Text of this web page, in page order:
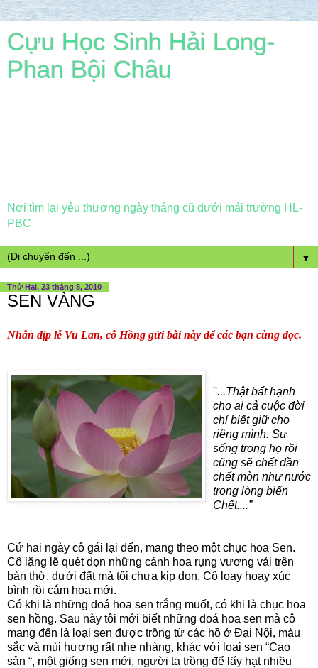
Cựu Học Sinh Hải Long-
Phan Bội Châu
Nơi tìm lại yêu thương ngày tháng cũ dưới mái trường HL-
PBC
▼
Thứ Hai, 23 tháng 8, 2010
SEN VÀNG
Nhân dịp lễ Vu Lan, cô Hồng gửi bài này để các bạn cùng đọc.
''...Thật bất hạnh
cho ai cả cuộc đời
chỉ biết giữ cho
riêng mình. Sự
sống trong họ rồi
cũng sẽ chết dần
chết mòn như nước
trong lòng biển
Chết....”
Cứ hai ngày cô gái lại đến, mang theo một chục hoa Sen.
Cô lặng lẽ quét dọn những cánh hoa rụng vương vải trên
bàn thờ, dưới đất mà tôi chưa kịp dọn. Cô loay hoay xúc
bình rồi cắm hoa mới.
Có khi là những đoá hoa sen trắng muốt, có khi là chục hoa
sen hồng. Sau này tôi mới biết những đoá hoa sen mà cô
mang đến là loại sen được trồng từ các hồ ở Đại Nội, màu
sắc và mùi hương rất nhẹ nhàng, khác với loại sen “Cao
sản “, một giống sen mới, người ta trồng để lấy hạt nhiều